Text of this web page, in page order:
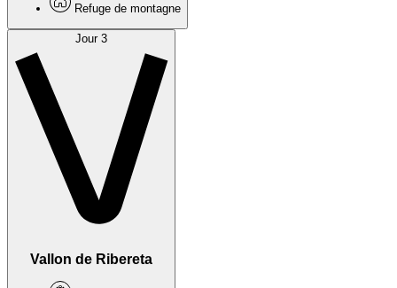
Refuge de montagne
Jour 3
Vallon de Ribereta